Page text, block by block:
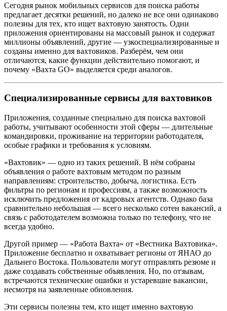
Сегодня рынок мобильных сервисов для поиска работы
предлагает десятки решений, но далеко не все они одинаково
полезны для тех, кто ищет вахтовую занятость. Одни
приложения ориентированы на массовый рынок и содержат
миллионы объявлений, другие — узкоспециализированные и
созданы именно для вахтовиков. Разберём, чем они
отличаются, какие функции действительно помогают, и
почему «Вахта GO» выделяется среди аналогов.
Специализированные сервисы для вахтовиков
Приложения, созданные специально для поиска вахтовой
работы, учитывают особенности этой сферы — длительные
командировки, проживание на территории работодателя,
особые графики и требования к условиям.
«Вахтовик» — одно из таких решений. В нём собраны
объявления о работе вахтовым методом по разным
направлениям: строительство, добыча, логистика. Есть
фильтры по регионам и профессиям, а также возможность
исключить предложения от кадровых агентств. Однако база
сравнительно небольшая — всего несколько сотен вакансий, а
связь с работодателем возможна только по телефону, что не
всегда удобно.
Другой пример — «Работа Вахта» от «Вестника Вахтовика».
Приложение бесплатно и охватывает регионы от ЯНАО до
Дальнего Востока. Пользователи могут отправлять резюме и
даже создавать собственные объявления. Но, по отзывам,
встречаются технические ошибки и устаревшие вакансии,
несмотря на заявленные обновления.
Эти сервисы полезны тем, кто ищет именно вахтовую